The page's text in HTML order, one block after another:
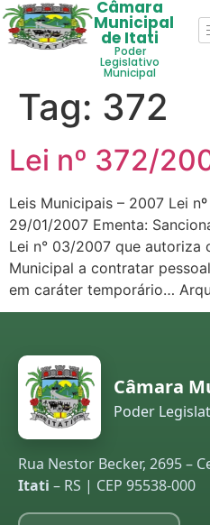
Câmara
Municipal
de Itati
Poder
Legislativo
Municipal
Tag: 372
Lei nº 372/
Leis Municipais – 2007 Lei
29/01/2007 Ementa:
Lei n° 03/2007 que autoriza
Municipal a contratar
em caráter temporário…
Câmara
Poder
Rua Nestor Becker, 2695 –
Itati – RS | CEP 95538-000